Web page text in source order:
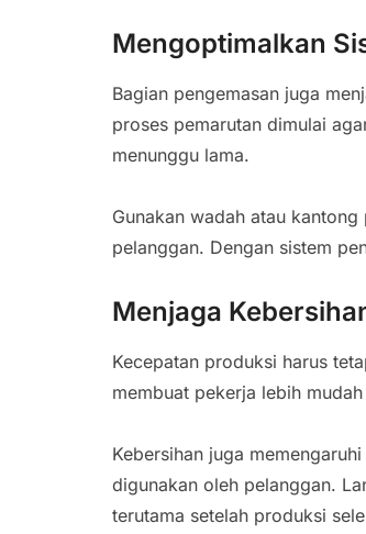
Mengoptimalkan
Bagian pengemasan juga
proses pemarutan dimulai
menunggu lama.
Gunakan wadah atau
pelanggan. Dengan sistem
Menjaga
Kecepatan produksi harus
membuat pekerja lebih
Kebersihan juga
digunakan oleh pelanggan.
terutama setelah produksi